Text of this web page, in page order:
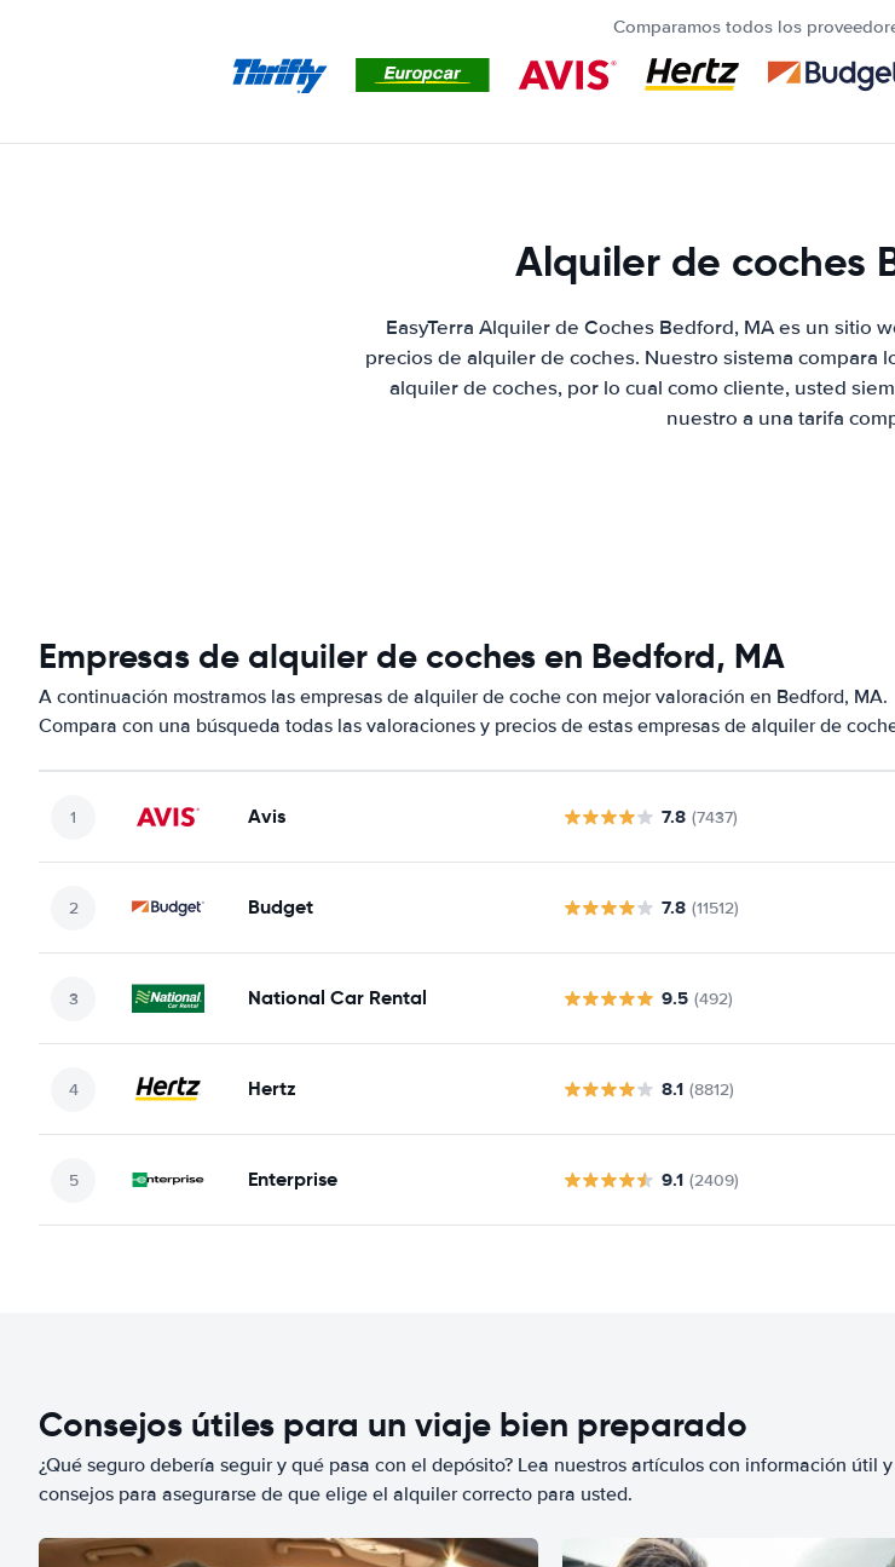
Comparamos todos los
Alquiler de coches
EasyTerra Alquiler de Coches Bedford, MA es un sitio
precios de alquiler de coches. Nuestro sistema compara
alquiler de coches, por lo cual como cliente, usted
nuestro a una tarifa
Empresas de alquiler de coches en Bedford, MA
A continuación mostramos las empresas de alquiler de coche con mejor valoración en Bedford, MA.
Compara con una búsqueda todas las valoraciones y precios de estas empresas de alquiler de
Avis 7.8 (7437)
Budget 7.8 (11512)
National Car Rental 9.5 (492)
Hertz 8.1 (8812)
Enterprise 9.1 (2409)
Consejos útiles para un viaje bien preparado
¿Qué seguro debería seguir y qué pasa con el depósito? Lea nuestros artículos con información útil y
consejos para asegurarse de que elige el alquiler correcto para usted.